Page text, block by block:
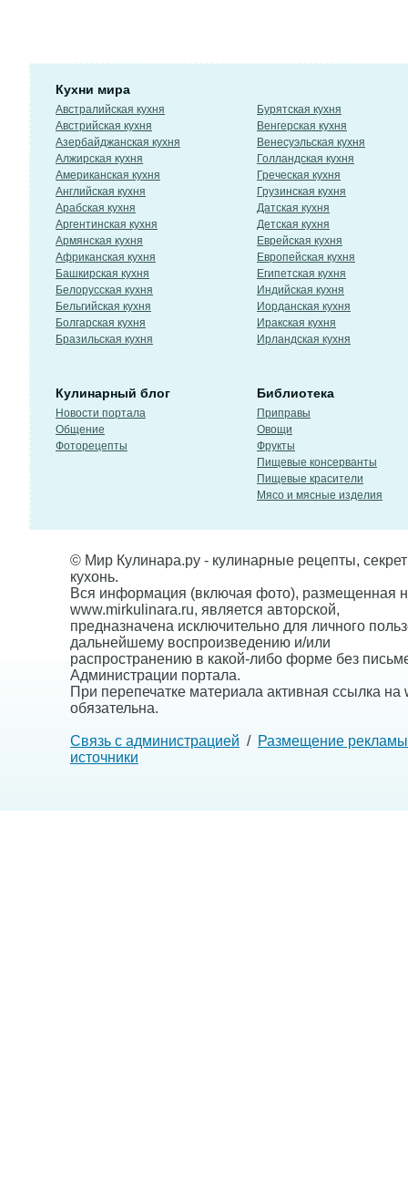
Кухни мира
Австралийская кухня
Австрийская кухня
Азербайджанская кухня
Алжирская кухня
Американская кухня
Английская кухня
Арабская кухня
Аргентинская кухня
Армянская кухня
Африканская кухня
Башкирская кухня
Белорусская кухня
Бельгийская кухня
Болгарская кухня
Бразильская кухня
Бурятская кухня
Венгерская кухня
Венесуэльская кухня
Голландская кухня
Греческая кухня
Грузинская кухня
Датская кухня
Детская кухня
Еврейская кухня
Европейская кухня
Египетская кухня
Индийская кухня
Иорданская кухня
Иракская кухня
Ирландская кухня
Кулинарный блог
Новости портала
Общение
Фоторецепты
Библиотека
Приправы
Овощи
Фрукты
Пищевые консерванты
Пищевые красители
Мясо и мясные изделия
© Мир Кулинара.ру - кулинарные рецепты,
кухонь.
Вся информация (включая фото), размещенная
www.mirkulinara.ru, является авторской,
предназначена исключительно для личного
дальнейшему воспроизведению и/или
распространению в какой-либо форме без
Администрации портала.
При перепечатке материала активная ссылка на
обязательна.
Связь с администрацией / Размещение рекламы
источники